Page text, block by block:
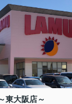
東大阪店～